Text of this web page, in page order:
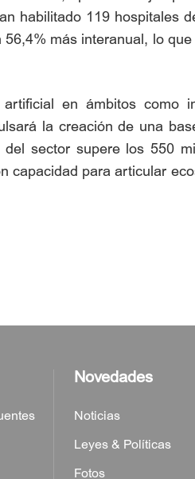
habilitado 119 hospitales
más interanual, lo
en ámbitos como
la creación de una
sector supere los 550
capacidad para articular
Novedades
Noticias
Leyes & Políticas
Fotos